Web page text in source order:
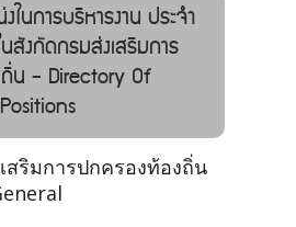
ในการบริหารงาน ประจำ
สังกัดกรมส่งเสริมการ
น - Directory Of
สริมการปกครองท้องถิ่น